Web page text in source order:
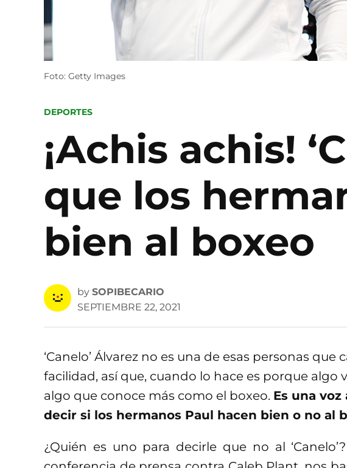
Foto: Getty Images
POSTED
DEPORTES
¡Achis achis!
que los
bien al boxeo
by SOPIBECARIO
SEPTIEMBRE 22, 2021
‘Canelo’ Álvarez no es una de esas personas
facilidad, así que, cuando lo hace es porque algo
algo que conoce más como el boxeo. Es una
decir si los hermanos Paul hacen bien o no al
¿Quién es uno para decirle que no al